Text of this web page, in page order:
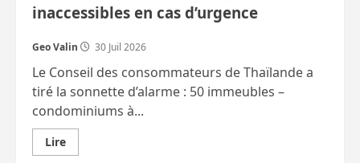
inaccessibles en cas d’urgence
Geo Valin 30 Juil 2026
Le Conseil des consommateurs de Thaïlande a
tiré la sonnette d’alarme : 50 immeubles –
condominiums à...
LireEn
savoir